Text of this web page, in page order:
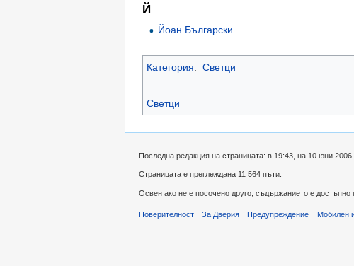
Й
Йоан Български
Категория: Светци
Светци
Последна редакция на страницата: в 19:43, на 10 юни 2006.
Страницата е преглеждана 11 564 пъти.
Освен ако не е посочено друго, съдържанието е достъпно
Поверителност За Дверия Предупреждение Мобилен